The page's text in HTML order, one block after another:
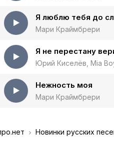
Я люблю тебя до
Мари Краймбрери
Я не перестану
Юрий Киселёв, Mia
Нежность моя
Мари Краймбрери
Новинки русских